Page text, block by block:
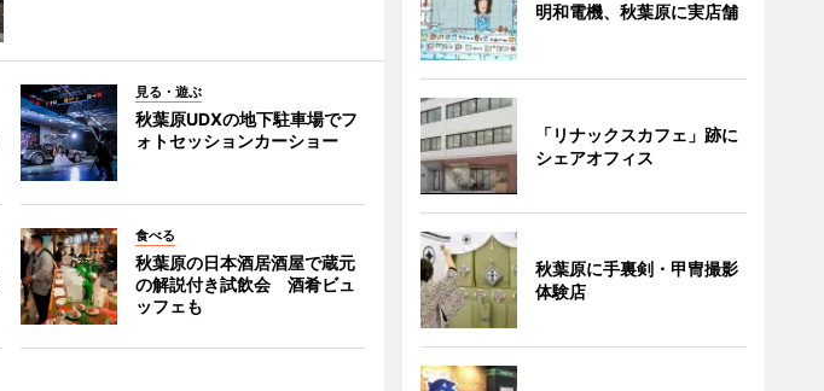
見る・遊ぶ
秋葉原UDXの地下駐車場でフ
ォトセッションカーショー
食べる
秋葉原の日本酒居酒屋で蔵元
の解説付き試飲会 酒肴ビュ
ッフェも
明和電機、秋葉原に実店舗
「リナックスカフェ」跡に
シェアオフィス
秋葉原に手裏剣・甲冑撮影
体験店